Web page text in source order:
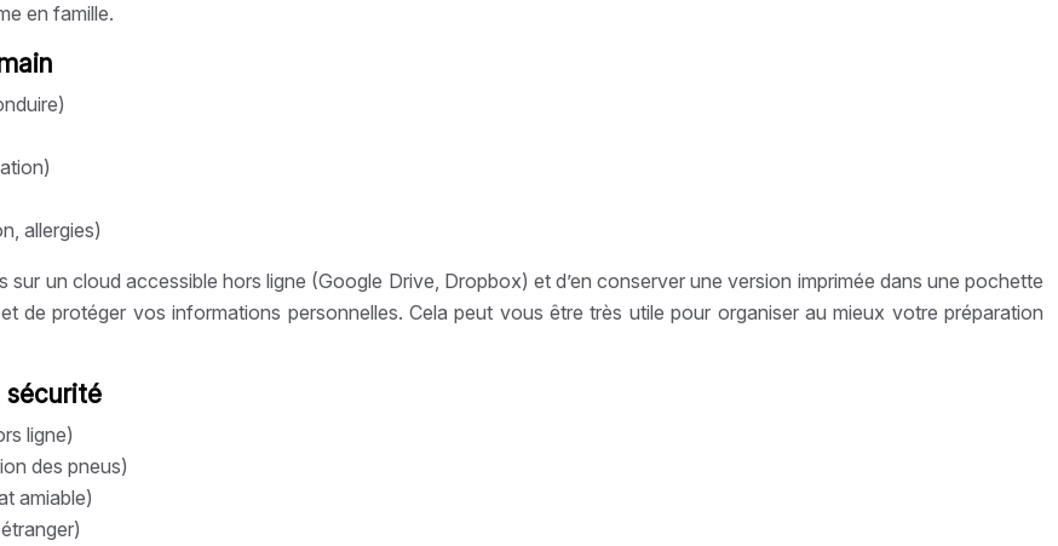
en famille.
allergies)
un cloud accessible hors ligne (Google Drive, Dropbox) et d’en conserver une version imprimée dans une pochette
de protéger vos informations personnelles. Cela peut vous être très utile pour organiser au mieux votre préparation
sécurité
ligne)
des pneus)
amiable)